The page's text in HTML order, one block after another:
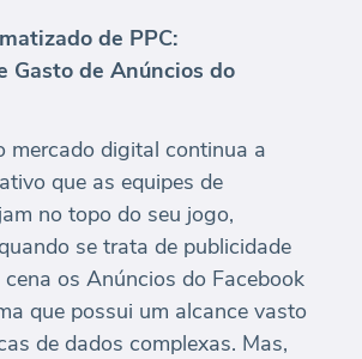
de PPC:
Gasto de Anúncios do
mercado digital continua a
que as equipes de
no topo do seu jogo,
se trata de publicidade
cena os Anúncios do Facebook
que possui um alcance vasto
de dados complexas. Mas,